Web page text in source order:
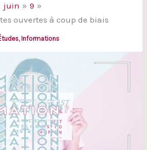
juin
9
ouvertes à coup de biais
, Informations